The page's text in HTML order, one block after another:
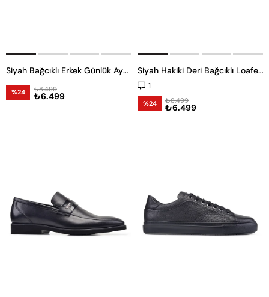
Siyah Bağcıklı Erkek Günlük Ayakkabı
%24 ₺6.499
₺8.499
Siyah Hakiki Deri Bağcıklı Loafer Erkek Günlük Ayakkabı
1
%24 ₺6.499
₺8.499